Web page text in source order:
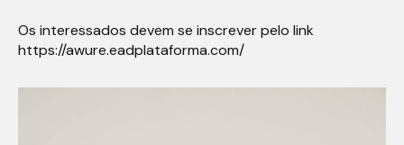
Os interessados devem se inscrever pelo link
https://awure.eadplataforma.com/